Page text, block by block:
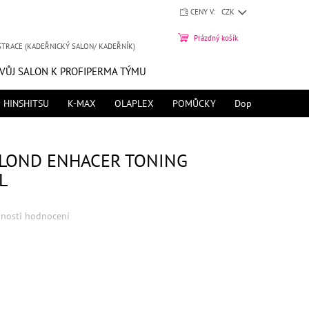
CENY V:
CZK
(KADEŘNICKÝ SALON/ KADEŘNÍK)
SALON K PROFIPERMA TÝMU
NÁKUPNÍ
Prázdný košík
HINSHITSU K-MAX OLAPLEX POMŮCKY Doprava zdarma
ENHACER TONING
hodnocení